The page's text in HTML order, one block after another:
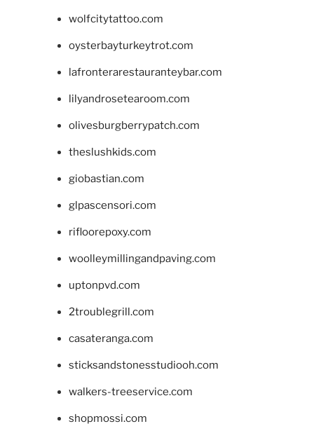
wolfcitytattoo.com
oysterbayturkeytrot.com
lafronterarestauranteybar.com
lilyandrosetearoom.com
olivesburgberrypatch.com
theslushkids.com
giobastian.com
glpascensori.com
rifloorepoxy.com
woolleymillingandpaving.com
uptonpvd.com
2troublegrill.com
casateranga.com
sticksandstonesstudiooh.com
walkers-treeservice.com
shopmossi.com